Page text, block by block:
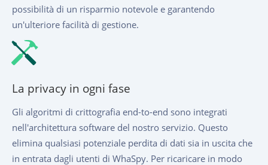
possibilità di un risparmio notevole e garantendo
un'ulteriore facilità di gestione.
La privacy in ogni fase
Gli algoritmi di crittografia end-to-end sono integrati
nell'architettura software del nostro servizio. Questo
elimina qualsiasi potenziale perdita di dati sia in uscita che
in entrata dagli utenti di WhaSpy. Per ricaricare in modo